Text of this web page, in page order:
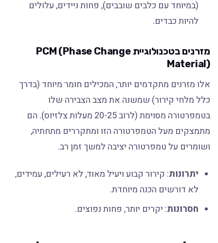
(במיוחד עם כלבים שובבים), פחות ניידים, עלולים
להיות כבדים.
מזרנים בטכנולוגיית PCM (Phase Change
Material)
אלו מזרנים מתקדמים יותר, המכילים חומר מיוחד (בדרך
כלל מלחי קירור) שמשנה את מצב הצבירה שלו
בטמפרטורה מסוימת (לרוב 20-25 מעלות צלזיוס). הם
מתמצקים מעל הטמפרטורה הזו ומתקררים מתחתיה,
ושומרים על טמפרטורה יציבה למשך זמן רב.
יתרונות: קירור קבוע ויעיל מאוד, לא רעילים, עמידים,
לא דורשים הכנה מיוחדת.
חסרונות: יקרים יותר, פחות נפוצים.